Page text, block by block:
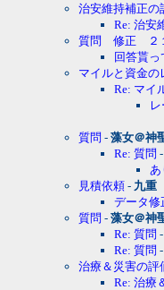
治安維持補正の
Re: 治安
質問 修正 ２
回答貰っ
マイルと資金の
Re: マイ
質問 - 藻女＠神
Re: 質問 -
あ
見積依頼 - 九重
データ修
質問 - 藻女＠神
Re: 質問 -
Re: 質問 -
治療＆災害の評
Re: 治療